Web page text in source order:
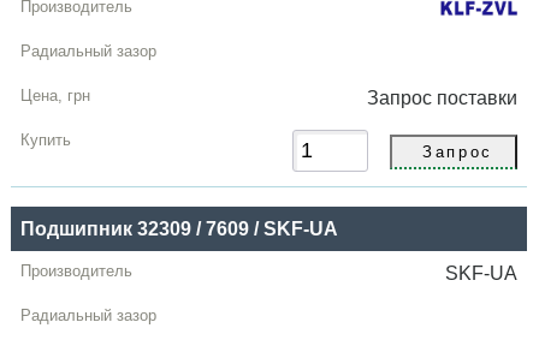
Запрос поставки
Подшипник 32309 / 7609 / SKF-UA
SKF-UA